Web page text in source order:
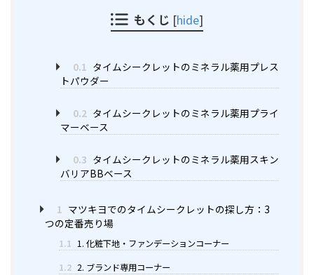
もくじ [hide]
0.1 タイムシークレットのミネラル薬用プレス
トパウダー
0.2 タイムシークレットのミネラル薬用プライ
マーベース
0.3 タイムシークレットのミネラル薬用スキン
バリアBBベース
1 マツキヨでのタイムシークレットの探し方：3
つの定番売り場
1.1 1. 化粧下地・ファンデーションコーナー
1.2 2. ブランド専用コーナー